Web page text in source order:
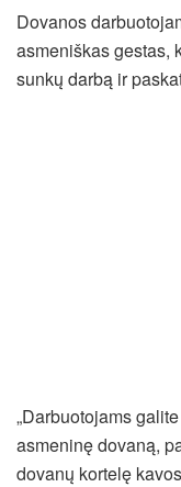
Dovanos
asmeniškas gestas,
sunkų darbą ir
„Darbuotojams
asmeninę dovaną,
dovanų kortelę